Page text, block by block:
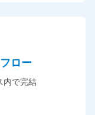
ロー
内で完結